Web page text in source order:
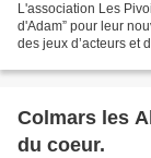
L'association Les
d'Adam” pour leur
des jeux d’acteurs et
Colmars les
du coeur.